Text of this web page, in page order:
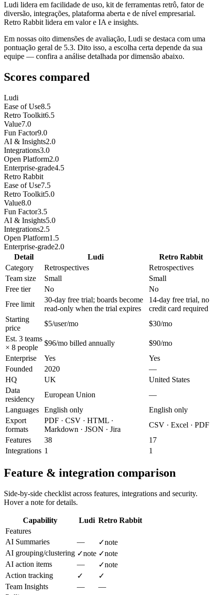
Ludi lidera em facilidade de uso, kit de ferramentas retrô, fator de
diversão, integrações, plataforma aberta e de nível empresarial.
Retro Rabbit lidera em valor e IA e insights.
Em nossas oito dimensões de avaliação, Ludi se destaca com uma
pontuação geral de 5.3. Dito isso, a escolha certa depende da sua
equipe — confira a análise detalhada por dimensão abaixo.
Scores compared
Ludi
Ease of Use8.5
Retro Toolkit6.5
Value7.0
Fun Factor9.0
AI & Insights2.0
Integrations3.0
Open Platform2.0
Enterprise-grade4.5
Retro Rabbit
Ease of Use7.5
Retro Toolkit5.0
Value8.0
Fun Factor3.5
AI & Insights5.0
Integrations2.5
Open Platform1.5
Enterprise-grade2.0
Detail
Ludi
Retro Rabbit
Category
Retrospectives
Retrospectives
Team size
Small
Small
Free tier
No
No
Free limit
30-day free trial; boards become
read-only when the trial expires
14-day free trial, no
credit card required
Starting
price
$5/user/mo
$30/mo
Est. 3 teams
× 8 people
$96/mo billed annually
$90/mo
Enterprise
Yes
Yes
Founded
2020
—
HQ
UK
United States
Data
residency
European Union
—
Languages
English only
English only
Export
formats
PDF · CSV · HTML ·
Markdown · JSON · Jira
CSV · Excel · PDF
Features
38
17
Integrations 1 1
Feature & integration comparison
Side-by-side checklist across features, integrations and security.
Hover a note for details.
Capability Ludi Retro Rabbit
Features
AI Summaries
— ✓note
AI grouping/clustering ✓note ✓note
AI action items
— ✓note
Action tracking
✓
✓
Team Insights
—
—